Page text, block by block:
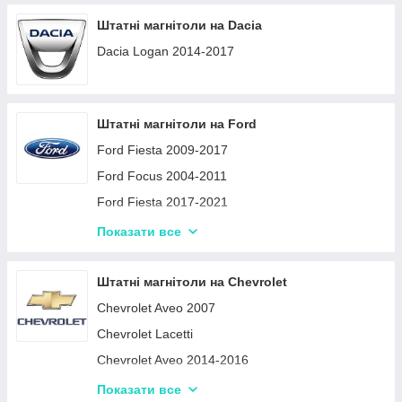
Altima L34 2018-2020
Altima 2006-2012
Kia Cerato 2005-2006
Sportage 2016-2018
A4 2000-2009
A3 2003-2013
Штатні магнітоли на Dacia
Dacia Logan 2014-2017
Штатні магнітоли на Ford
Ford Fiesta 2009-2017
Ford Focus 2004-2011
Ford Fiesta 2017-2021
S-Max 2006-2015
Focus 2011-2019
Focus II 2005-2011
Focus, Mondeo, S-Max, C-Max, Galaxy, Kuga
Mondeo 2000-2003
Показати все
Штатні магнітоли на Chevrolet
Chevrolet Aveo 2007
Chevrolet Lacetti
Chevrolet Aveo 2014-2016
Chevrolet Epica 2007 - 2012
Показати все